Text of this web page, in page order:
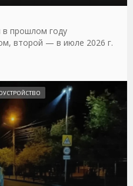
в прошлом году
второй — в июле 2026 г.